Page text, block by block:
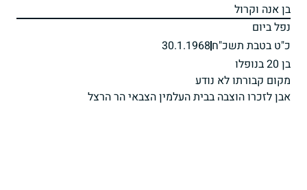
בן אנה וקרול
נפל ביום
כ"ט בטבת תשכ"ח30.1.1968
בן 20 בנופלו
מקום קבורתו לא נודע
אבן לזכרו הוצבה בבית העלמין הצבאי הר הרצל